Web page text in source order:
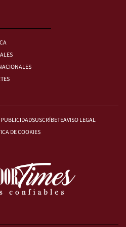
PUBLICIDADSUSCRÍBETEAVISO LEGAL
DE COOKIES